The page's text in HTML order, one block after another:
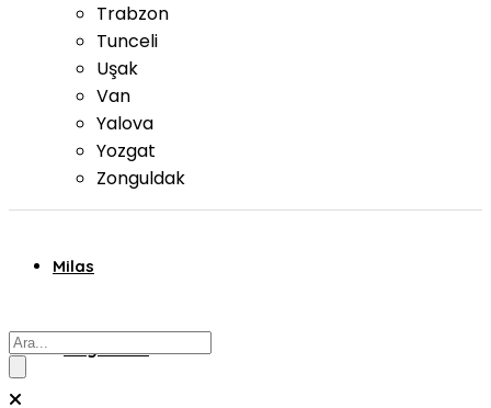
Trabzon
Tunceli
Uşak
Van
Yalova
Yozgat
Zonguldak
Milas
Muğla’dan